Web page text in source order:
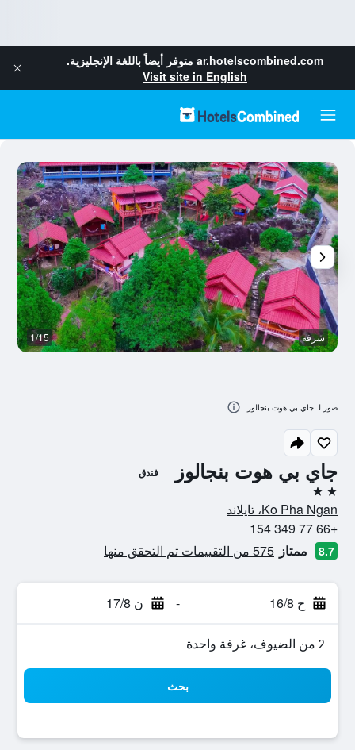
ar.hotelscombined.com متوفر أيضاً باللغة الإنجليزية.
Visit site in English
جاي بي هوت بنجالوز فندق
2 نجمتين
Ko Pha Ngan، تايلاند
+66 77 349 154
8.7 ممتاز 575 من التقييمات تم التحقق منها
ح 16/8 - ن 17/8
2 من الضيوف، غرفة واحدة
بحث
شرفة 1/15
صور لـ جاي بي هوت بنجالوز